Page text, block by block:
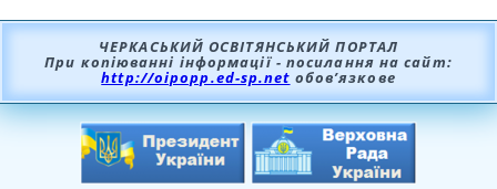
ЧЕРКАСЬКИЙ ОСВІТЯНСЬКИЙ ПОРТАЛ
При копіюванні інформації - посилання на сайт:
http://oipopp.ed-sp.net обов’язкове